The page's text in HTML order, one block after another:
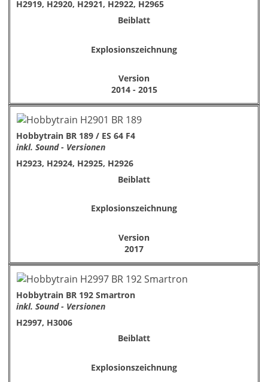
H2919, H2920, H2921, H2922, H2965
Beiblatt
Explosionszeichnung
Version
2014 - 2015
Hobbytrain BR 189 / ES 64 F4
inkl. Sound - Versionen
H2923, H2924, H2925, H2926
Beiblatt
Explosionszeichnung
Version
2017
Hobbytrain BR 192 Smartron
inkl. Sound - Versionen
H2997, H3006
Beiblatt
Explosionszeichnung